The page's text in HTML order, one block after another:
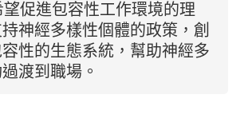
促進包容性工作環境的理
神經多樣性個體的政策，創
性的生態系統，幫助神經多
渡到職場。